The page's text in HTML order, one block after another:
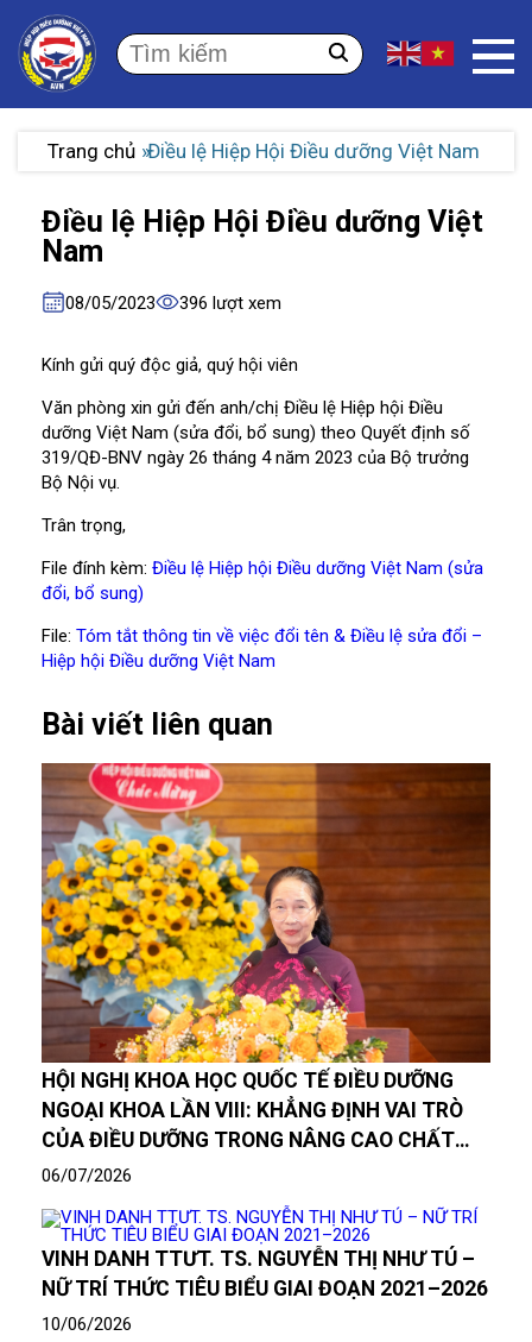
Trang chủ Điều lệ Hiệp Hội Điều dưỡng Việt Nam
Điều lệ Hiệp Hội Điều dưỡng Việt
Nam
08/05/2023 396 lượt xem
Kính gửi quý độc giả, quý hội viên
Văn phòng xin gửi đến anh/chị Điều lệ Hiệp hội Điều
dưỡng Việt Nam (sửa đổi, bổ sung) theo Quyết định số
319/QĐ-BNV ngày 26 tháng 4 năm 2023 của Bộ trưởng
Bộ Nội vụ.
Trân trọng,
File đính kèm: Điều lệ Hiệp hội Điều dưỡng Việt Nam (sửa
đổi, bổ sung)
File: Tóm tắt thông tin về việc đổi tên & Điều lệ sửa đổi –
Hiệp hội Điều dưỡng Việt Nam
Bài viết liên quan
HỘI NGHỊ KHOA HỌC QUỐC TẾ ĐIỀU DƯỠNG
NGOẠI KHOA LẦN VIII: KHẲNG ĐỊNH VAI TRÒ
CỦA ĐIỀU DƯỠNG TRONG NÂNG CAO CHẤT
LƯỢNG CHĂM SÓC NGƯỜI BỆNH
06/07/2026
VINH DANH TTƯT. TS. NGUYỄN THỊ NHƯ TÚ –
NỮ TRÍ THỨC TIÊU BIỂU GIAI ĐOẠN 2021–2026
10/06/2026